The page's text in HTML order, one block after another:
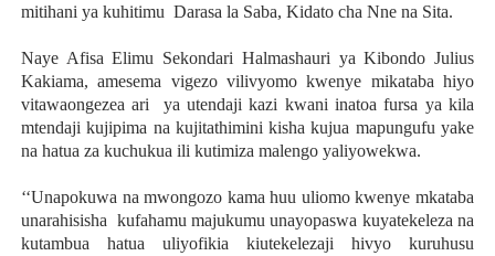
mitihani ya kuhitimu Darasa la Saba, Kidato cha Nne na Sita.
Naye Afisa Elimu Sekondari Halmashauri ya Kibondo Julius
Kakiama, amesema vigezo vilivyomo kwenye mikataba hiyo
vitawaongezea ari ya utendaji kazi kwani inatoa fursa ya kila
mtendaji kujipima na kujitathimini kisha kujua mapungufu yake
na hatua za kuchukua ili kutimiza malengo yaliyowekwa.
‘‘Unapokuwa na mwongozo kama huu uliomo kwenye mkataba
unarahisisha kufahamu majukumu unayopaswa kuyatekeleza na
kutambua hatua uliyofikia kiutekelezaji hivyo kuruhusu